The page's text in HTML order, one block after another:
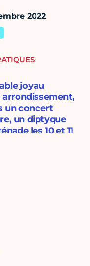
2022
joyau
un concert
un diptyque
les 10 et 11